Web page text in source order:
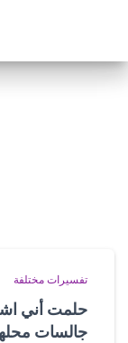
تفسيرات مختلفة
حلمت أني
جالسات